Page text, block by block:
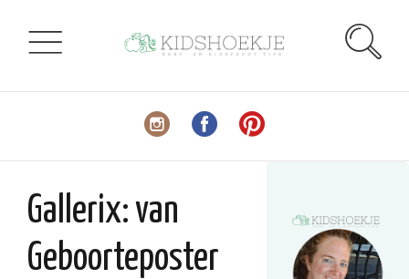
Gallerix: van
Geboorteposter